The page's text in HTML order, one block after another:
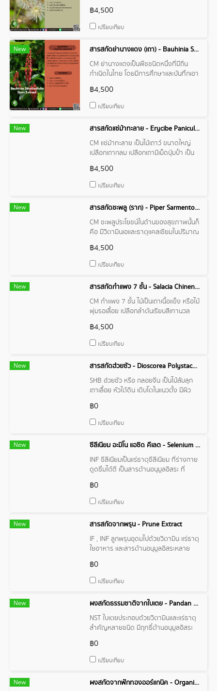
ขานว่ามีคุณสมบัติรักษาโรคหลายชนิด
เช่น ไข้หวัด โรคเบาหวาน โรคนิ่วในทางเดิน
อักเสบ รวมถึงช่วยลดความอยากบุหรี่ได้
ด้วย
฿4,500
เปรียบเทียบ
New
สารสกัดย่านางแดง (เถา) - Bauhinia Strychnifolia Stem Extract
CM ย่านางแดงเป็นพืชชนิดหนึ่งที่มีถิ่น
กำเนิดในไทย โดยมีการศึกษาและบันทึกเอา
ประเทศไทย สามารถพบเจอได้บริเวณภาค
เหนือ ภาคกลาง และภาคอีสานซึ่งมักจะพบ
เบญจพรรณที่ค่อนข้างแห้งแล้ง
฿4,500
เปรียบเทียบ
New
สารสกัดแซ่ม้าทะลาย - Erycibe Paniculata Wood Extract
CM แซ่ม้าทะลาย เป็นไม้เถาว์ ขนาดใหญ่
เปลือกเถากลม เปลือกเถามีเม็ดปุ่มป่ำ เป็น
เนื้อไม้เป็นเส้นยาวคล้ายๆ มัดเส้นเชือก รวม
กันหลายสิบเส้นแล้วจับบิด เกิดตามป่าดง
เขมร จันทบุรี
฿4,500
เปรียบเทียบ
New
สารสกัดชะพลู (ราก) - Piper Sarmentosum Root Extract
CM ชะพลูประโยชน์ในด้านของสุขภาพนั้นก็
คือ มีวิตามินเอและธาตุแคลเซียมในปริมาณ
ฟอสฟอรัส คลอโรฟิลล์ เส้นใย อีกด้วย
รากทรงกระบอก สีเทาดำ รสร้อน บำรุง
ท้องอืดเฟ้อ รากชะพลูเป็นหนึ่งในส่วนผสม
ของตำรับสมุนไพรพิกัดยาตรีสาร ซึ่งช่วย
บำรุงโลหิต
฿4,500
เปรียบเทียบ
New
สารสกัดกำแพง 7 ชั้น - Salacia Chinensis Wood Extract
CM กำแพง 7 ชั้น ไม้เป็นเถาเนื้อแข็ง หรือไม้
พุ่มรอเลื้อย เปลือกลำต้นเรียบสีเทานวล
ชั้นเห็นชัดเจน เรียงซ้อนกันเป็นชั้น 7-9 ชั้น
ต้นมีรสเมาเบื่อ ฝาด สุขุม
฿4,500
เปรียบเทียบ
New
สารสกัดฮ่วยซัว - Dioscorea Polystachya Extract
SHB ฮ่วยซัว หรือ กลอยจีน เป็นไม้ลัมลุก
เถาเลื้อย หัวใต้ดิน เติบโตในแนวตั้ง มีผิว
บำรุงกำลัง และเป็นอาหารที่ดีต่อสุขภาพ
ของผู้สูงอายุ มีฤทธิ์เป็นกลาง รสหวาน
฿0
เปรียบเทียบ
New
ซีลีเนียม อะมิโน แอซิด คีเลต - Selenium Amino Acid Chelate
INF ซีลีเนียมเป็นแร่ธาตุซีลีเนียม ที่ร่างกาย
ดูดซึมได้ดี เป็นสารต้านอนุมูลอิสระ ที่
ความสำคัญต่อการทำงานอย่างเป็นปกติ
ของไทรอยด์ฮอร์โมน
฿0
เปรียบเทียบ
New
สารสกัดจากพรุน - Prune Extract
IF , INF ลูกพรุนอุดมไปด้วยวิตามิน แร่ธาตุ
ใยอาหาร และสารต้านอนุมูลอิสระหลาย
ทอล (Sorbitol)
฿0
เปรียบเทียบ
New
ผงสกัดธรรมชาติจากใบเตย - Pandan Extract Powder
NST ใบเตยประกอบด้วยวิตามินและแร่ธาตุ
สำคัญหลายชนิด มีฤทธิ์ต้านอนุมูลอิสระ
฿0
เปรียบเทียบ
New
ผงสกัดจากฟักทองออร์แกนิค - Organic Pumpkin Extract Powder